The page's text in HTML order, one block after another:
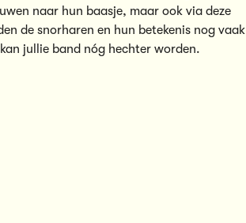
naar hun baasje, maar ook via deze
de snorharen en hun betekenis nog vaak
jullie band nóg hechter worden.